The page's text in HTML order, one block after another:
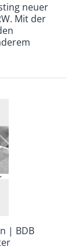
neuer
Mit der
| BDB